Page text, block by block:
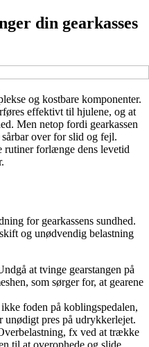
din gearkasses
og kostbare komponenter.
effektivt til hjulene, og at
Men netop fordi gearkassen
sårbar over for slid og fejl.
rutiner forlænge dens levetid
for gearkassens sundhed.
og unødvendig belastning
at tvinge gearstangen på
som sørger for, at gearene
foden på koblingspedalen,
unødigt pres på udrykkerlejet.
fx ved at trække
til at overophede og slide